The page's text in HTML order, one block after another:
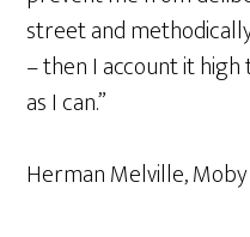
street and
– then I account it
as I can.”
Herman Melville,